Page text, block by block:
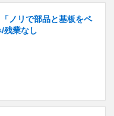
ノリで部品と基板をペ
残業なし